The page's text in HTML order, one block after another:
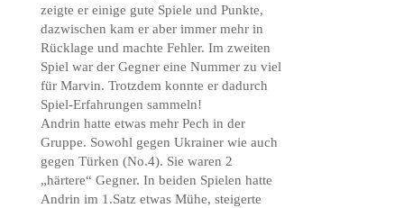
zeigte er einige gute Spiele und Punkte,
dazwischen kam er aber immer mehr in
Rücklage und machte Fehler. Im zweiten
Spiel war der Gegner eine Nummer zu viel
für Marvin. Trotzdem konnte er dadurch
Spiel-Erfahrungen sammeln!
Andrin hatte etwas mehr Pech in der
Gruppe. Sowohl gegen Ukrainer wie auch
gegen Türken (No.4). Sie waren 2
„härtere“ Gegner. In beiden Spielen hatte
Andrin im 1.Satz etwas Mühe, steigerte